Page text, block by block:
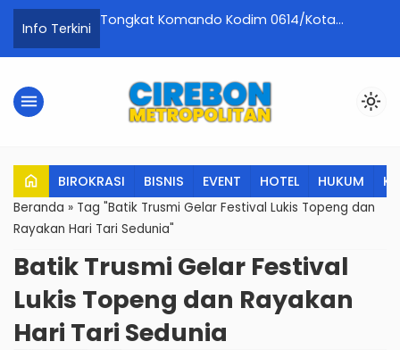
Info Terkini Tongkat Komando Kodim 0614/Kota
menu light_mode
home BIROKRASI BISNIS EVENT HOTEL HUKUM
Beranda » Tag "Batik Trusmi Gelar Festival Lukis Topeng dan
Rayakan Hari Tari Sedunia"
Batik Trusmi Gelar Festival
Lukis Topeng dan Rayakan
Hari Tari Sedunia